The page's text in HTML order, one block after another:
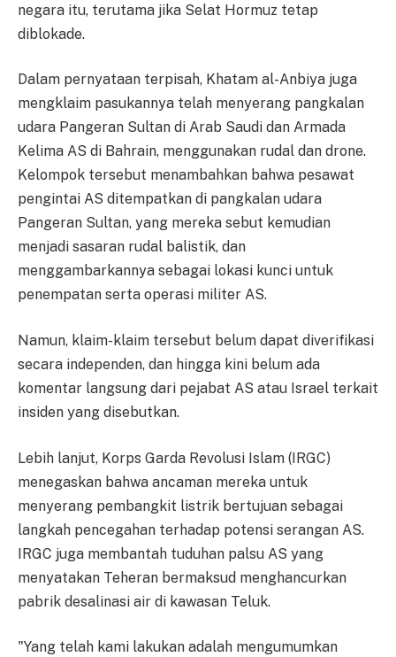
negara itu, terutama jika Selat Hormuz tetap
diblokade.
Dalam pernyataan terpisah, Khatam al-Anbiya juga
mengklaim pasukannya telah menyerang pangkalan
udara Pangeran Sultan di Arab Saudi dan Armada
Kelima AS di Bahrain, menggunakan rudal dan drone.
Kelompok tersebut menambahkan bahwa pesawat
pengintai AS ditempatkan di pangkalan udara
Pangeran Sultan, yang mereka sebut kemudian
menjadi sasaran rudal balistik, dan
menggambarkannya sebagai lokasi kunci untuk
penempatan serta operasi militer AS.
Namun, klaim-klaim tersebut belum dapat diverifikasi
secara independen, dan hingga kini belum ada
komentar langsung dari pejabat AS atau Israel terkait
insiden yang disebutkan.
Lebih lanjut, Korps Garda Revolusi Islam (IRGC)
menegaskan bahwa ancaman mereka untuk
menyerang pembangkit listrik bertujuan sebagai
langkah pencegahan terhadap potensi serangan AS.
IRGC juga membantah tuduhan palsu AS yang
menyatakan Teheran bermaksud menghancurkan
pabrik desalinasi air di kawasan Teluk.
"Yang telah kami lakukan adalah mengumumkan